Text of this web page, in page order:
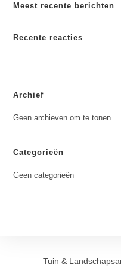
Meest recente berichten
Recente reacties
Archief
Geen archieven om te tonen.
Categorieën
Geen categorieën
Tuin &